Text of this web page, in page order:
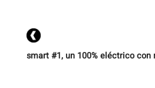
smart #1, un 100% eléctrico con